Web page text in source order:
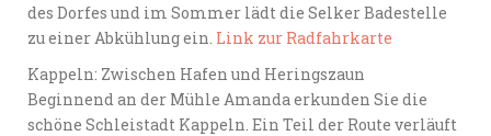
des Dorfes und im Sommer lädt die Selker Badestelle
zu einer Abkühlung ein. Link zur Radfahrkarte
Kappeln: Zwischen Hafen und Heringszaun
Beginnend an der Mühle Amanda erkunden Sie die
schöne Schleistadt Kappeln. Ein Teil der Route verläuft